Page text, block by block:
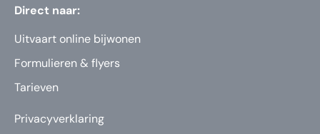
Direct naar:
Uitvaart online bijwonen
Formulieren & flyers
Tarieven
Privacyverklaring